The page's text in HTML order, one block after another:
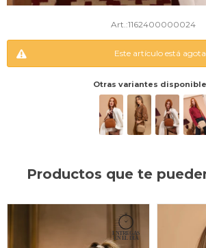
1162400000024
Este artículo está
Otras variantes
Productos que te